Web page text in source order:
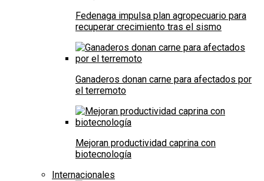
Fedenaga impulsa plan agropecuario para
recuperar crecimiento tras el sismo
Ganaderos donan carne para afectados por
el terremoto
Mejoran productividad caprina con
biotecnología
Internacionales